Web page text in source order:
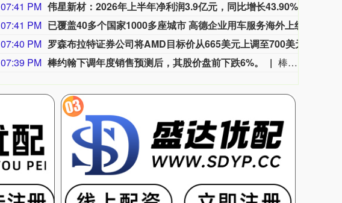
07:41 PM 伟星新材：2026年上半年净利润3.9亿元，同比增长43.90%
07:41 PM
07:40 PM
07:39 PM 棒约翰下调年度销售预测后，其股价盘前下跌6%。 棒约翰下调年度销售预测后，其股价盘前下跌6%。